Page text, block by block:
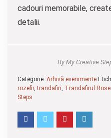
cadouri memorabile,
detalii.
By My Creative
Categorie: Arhivă evenimente
rozefir,trandafiri, Trandafirul
Steps